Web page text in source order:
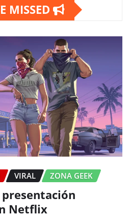
MISSED
VIRAL ZONA GEEK
presentación
Netflix